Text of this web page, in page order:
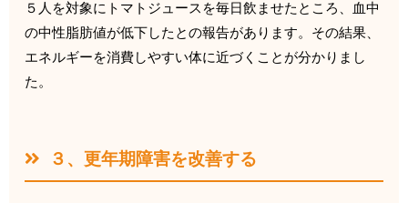
５人を対象にトマトジュースを毎日飲ませた ところ、血中
の中性脂肪値が低下したとの報告があります。 その結果、
エネルギーを消費しやすい体に近づくことが分かりまし
た。
３、更年期障害を改善する